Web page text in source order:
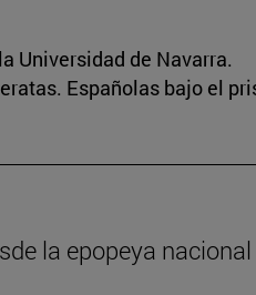
Universidad de Navarra.
Españolas bajo el
la epopeya